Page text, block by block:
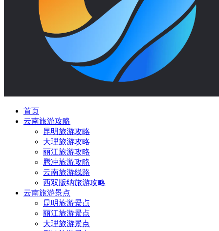
首页
云南旅游攻略
昆明旅游攻略
大理旅游攻略
丽江旅游攻略
腾冲旅游攻略
云南旅游线路
西双版纳旅游攻略
云南旅游景点
昆明旅游景点
丽江旅游景点
大理旅游景点